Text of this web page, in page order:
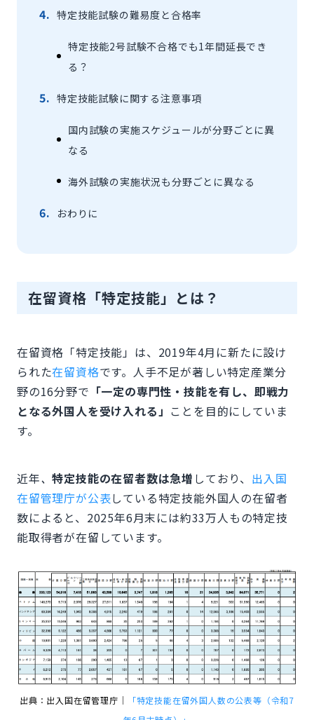
特定技能試験の難易度と合格率
特定技能2号試験不合格でも1年間延長でき
る？
特定技能試験に関する注意事項
国内試験の実施スケジュールが分野ごとに異
なる
海外試験の実施状況も分野ごとに異なる
おわりに
在留資格「特定技能」とは？
在留資格「特定技能」は、2019年4月に新たに設け
られた在留資格です。人手不足が著しい特定産業分
野の16分野で 「一定の専門性・技能を有し、即戦力
となる外国人を受け入れる」 ことを目的にしていま
す。
近年、特定技能の在留者数は急増 しており、 出入国
在留管理庁が公表している特定技能外国人の在留者
数によると、2025年6月末には約33万人もの特定技
能取得者が在留しています。
出典：出入国在留管理庁｜
「特定技能在留外国人数の公表等（令和7